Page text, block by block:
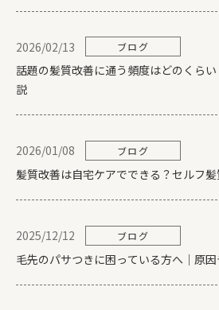
2026/02/13 ブログ
話題の髪質改善に通う頻度はどのくら
説
2026/01/08 ブログ
髪質改善は自宅ケアでできる？セルフ
2025/12/12 ブログ
毛先のパサつきに困っている方へ｜原